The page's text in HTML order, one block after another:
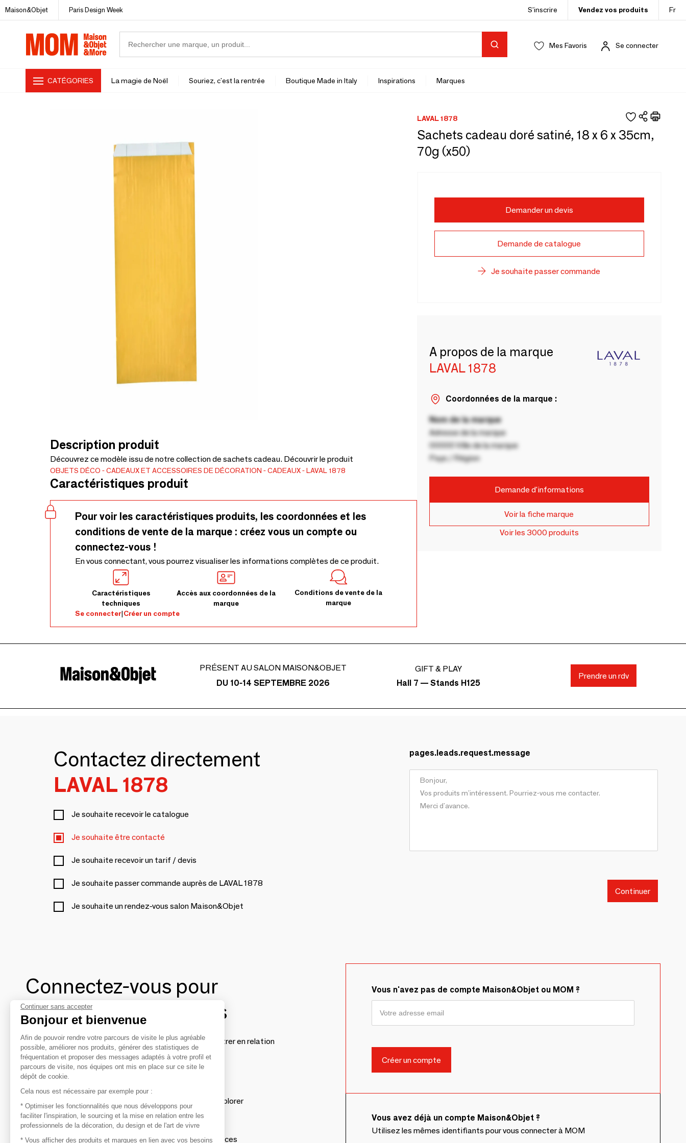
Maison&Objet Paris Design Week S’inscrire Vendez vos produits Fr
Mes Favoris Se connecter
CATÉGORIES La magie de Noël Souriez, c'est la rentrée Boutique Made in Italy Inspirations Marques
Description produit
Découvrez ce modèle issu de notre collection de sachets cadeau. Découvrir le produit
OBJETS DÉCO CADEAUX ET ACCESSOIRES DE DÉCORATION CADEAUX LAVAL 1878
Caractéristiques produit
Pour voir les caractéristiques produits, les coordonnées et les
conditions de vente de la marque : créez vous un compte ou
connectez-vous !
En vous connectant, vous pourrez visualiser les informations complètes de ce produit.
Caractéristiques
techniques
Accès aux coordonnées de la
marque
Conditions de vente de la
marque
Se connecter|Créer un compte
LAVAL 1878
Sachets cadeau doré satiné, 18 x 6 x 35cm,
70g (x50)
Demander un devis
Demande de catalogue
Je souhaite passer commande
A propos de la marque
LAVAL 1878
Coordonnées de la marque :
Nom de la marque
Adresse de la marque
00000 Ville de la marque
Pays / Région
Demande d'informations
Voir la fiche marque
Voir les 3000 produits
PRÉSENT AU SALON MAISON&OBJET
DU 10-14 SEPTEMBRE 2026
GIFT & PLAY
Hall 7 — Stands H125
Prendre un rdv
Contactez directement
LAVAL 1878
Je souhaite recevoir le catalogue
Je souhaite être contacté
Je souhaite recevoir un tarif / devis
Je souhaite passer commande auprès de LAVAL 1878
Je souhaite un rendez-vous salon Maison&Objet
pages.leads.request.message
Continuer
Connectez-vous pour
contacter les marques
Afin de profiter au mieux de l'expérience MOM et de rentrer en relation
avec vos marques préférées, créez-vous un compte.
Découvrir
Les produits de milliers de fournisseurs à explorer
S'inspirer
Inspiration et sélections de produits tendances
Vous n'avez pas de compte Maison&Objet ou MOM ?
Vous avez déjà un compte Maison&Objet ?
Utilisez les mêmes identifiants pour vous connecter à MOM
Continuer sans accepter
Bonjour et bienvenue
Afin de pouvoir rendre votre parcours de visite le plus agréable
possible, améliorer nos produits, générer des statistiques de
fréquentation et proposer des messages adaptés à votre profil et
parcours de visite, nos équipes ont mis en place sur ce site le
dépôt de cookie.
Cela nous est nécessaire par exemple pour :
* Optimiser les fonctionnalités que nous développons pour
faciliter l'inspiration, le sourcing et la mise en relation entre les
professionnels de la décoration, du design et de l'art de vivre
* Vous afficher des produits et marques en lien avec vos besoins